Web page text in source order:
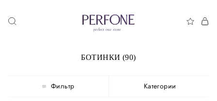
БОТИНКИ (90)
Фильтр Категории